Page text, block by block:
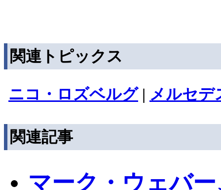
関連トピックス
ニコ・ロズベルグ| メルセデ
関連記事
マーク・ウェバ